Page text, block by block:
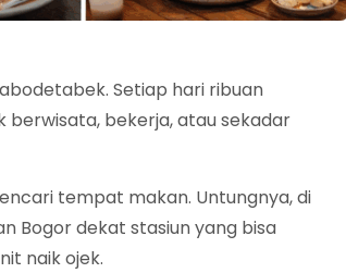
Setiap hari ribuan
berwisata, bekerja, atau sekadar
tempat makan. Untungnya, di
Bogor dekat stasiun yang bisa
naik ojek.